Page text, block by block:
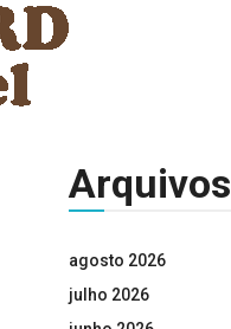
Arquivos
agosto 2026
julho 2026